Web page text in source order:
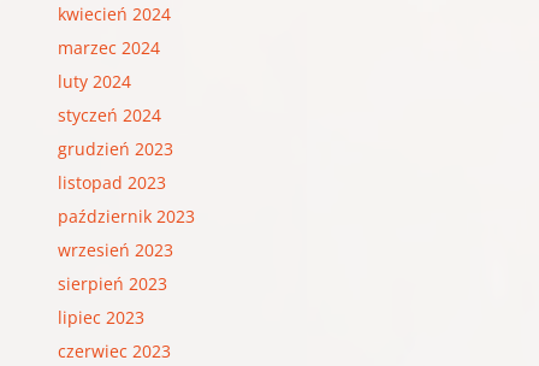
kwiecień 2024
marzec 2024
luty 2024
styczeń 2024
grudzień 2023
listopad 2023
październik 2023
wrzesień 2023
sierpień 2023
lipiec 2023
czerwiec 2023